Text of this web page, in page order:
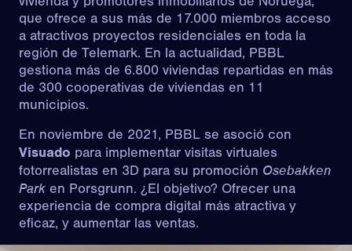
que ofrece a sus más de 17.000 miembros acceso
a atractivos proyectos residenciales en toda la
región de Telemark. En la actualidad, PBBL
gestiona más de 6.800 viviendas repartidas en más
de 300 cooperativas de viviendas en 11
municipios.
En noviembre de 2021, PBBL se asoció con
Visuado para implementar visitas virtuales
fotorrealistas en 3D para su promoción Osebakken
Park en Porsgrunn. ¿El objetivo? Ofrecer una
experiencia de compra digital más atractiva y
eficaz, y aumentar las ventas.